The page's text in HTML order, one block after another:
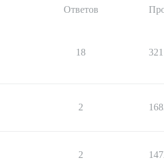
Ответов
18 321
2
2